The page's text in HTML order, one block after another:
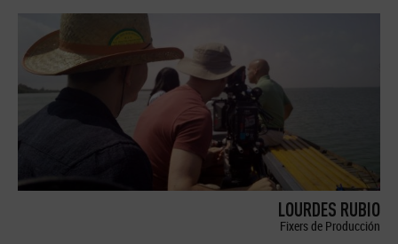
LOURDES RUBIO
Fixers de Producción